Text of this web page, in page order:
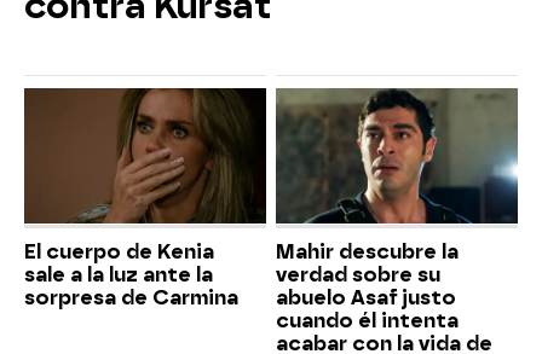
El cuerpo de Kenia
sale a la luz ante la
sorpresa de Carmina
Mahir descubre la
verdad sobre su
abuelo Asaf justo
cuando él intenta
acabar con la vida de